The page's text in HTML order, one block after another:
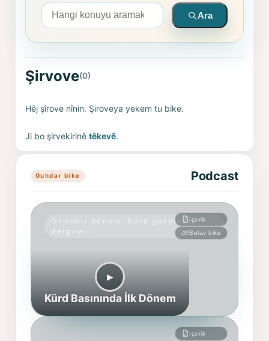
Arama yapın
Ara
Şirvove(0)
Hêj şîrove nînin. Şiroveya yekem tu bike.
Ji bo şirvekirinêtêkevê.
Guhdar bike Podcast
Osmanlı dönemi Kürd gazete ve
dergileri
İçerik
Belav bike
▶︎
Kürd Basınında İlk Dönem
İçerik